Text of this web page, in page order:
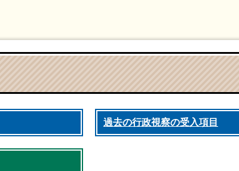
過去の行政視察の受入項目